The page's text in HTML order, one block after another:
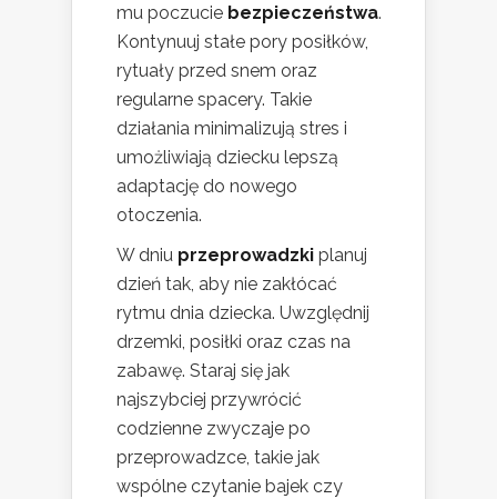
mu poczucie bezpieczeństwa.
Kontynuuj stałe pory posiłków,
rytuały przed snem oraz
regularne spacery. Takie
działania minimalizują stres i
umożliwiają dziecku lepszą
adaptację do nowego
otoczenia.
W dniu przeprowadzki planuj
dzień tak, aby nie zakłócać
rytmu dnia dziecka. Uwzględnij
drzemki, posiłki oraz czas na
zabawę. Staraj się jak
najszybciej przywrócić
codzienne zwyczaje po
przeprowadzce, takie jak
wspólne czytanie bajek czy